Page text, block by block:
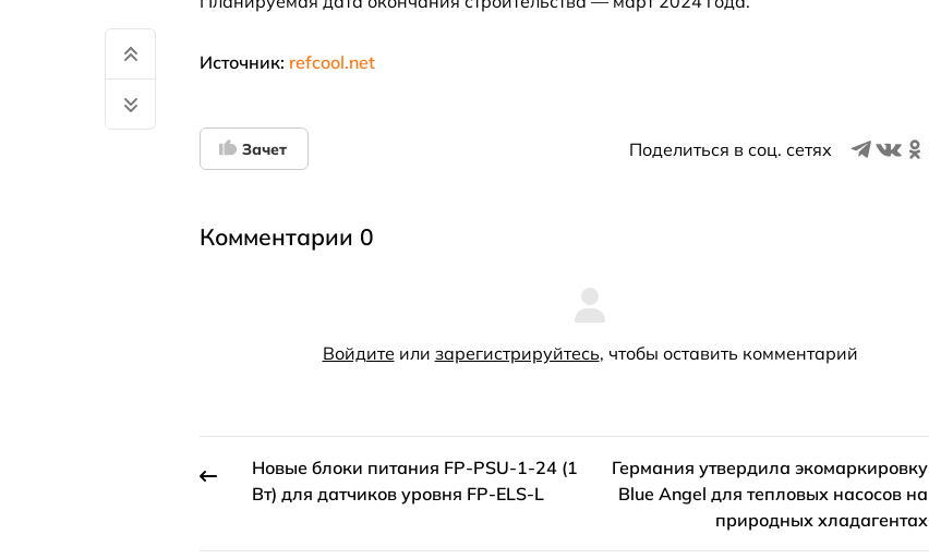
Источник: refcool.net
Зачет Поделиться в соц. сетях
Комментарии 0
Войдите или зарегистрируйтесь, чтобы оставить комментарий
Новые блоки питания FP-PSU-1-24 (1
Вт) для датчиков уровня FP-ELS-L
Германия утвердила экомаркировку
Blue Angel для тепловых насосов на
природных хладагентах